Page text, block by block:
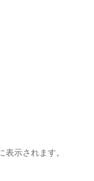
示されます。